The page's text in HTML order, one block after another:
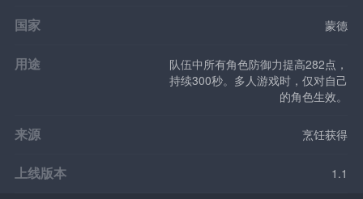
国家 蒙德
用途
队伍中所有角色防御力提高282点，
持续300秒。多人游戏时，仅对自己
的角色生效。
来源 烹饪获得
上线版本 1.1